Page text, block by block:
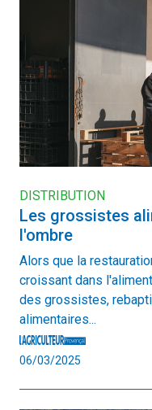
DISTRIBUTION
Les grossistes
l'ombre
Alors que la
croissant dans
des grossistes,
alimentaires...
06/03/2025